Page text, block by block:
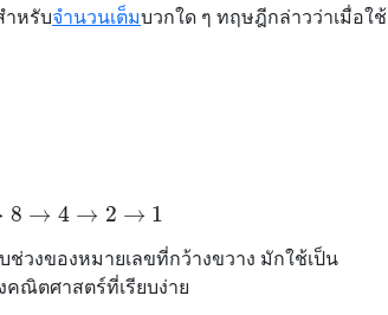
หรับจำนวนเต็มบวกใด ๆ ทฤษฎีกล่าวว่าเมื่อใช้
8→ 4→ → 1
วงของหมายเลขที่กว้างขวาง มักใช้เป็น
ณิตศาสตร์ที่เรียบง่าย